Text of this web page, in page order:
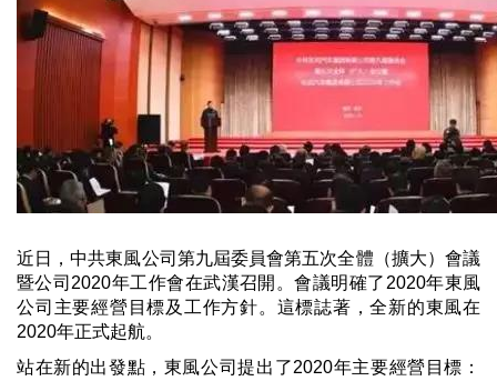
近日，中共東風公司第九屆委員會第五次全體（擴大）會議
暨公司2020年工作會在武漢召開。會議明確了2020年東風
公司主要經營目標及工作方針。這標誌著，全新的東風在
2020年正式起航。
站在新的出發點，東風公司提出了2020年主要經營目標：